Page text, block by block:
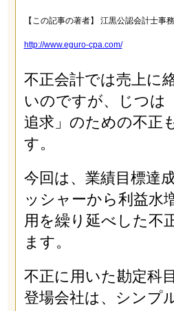
【この記事の著者】 江黒公認会計士
http://www.eguro-cpa.com/
不正会計では売上に
いのですが、じつは
追求」のための不正
す。
今回は、業績目標達
ッシャーから利益水
用を繰り延べした不
ます。
不正に用いた勘定科
登場会社は、シンプ